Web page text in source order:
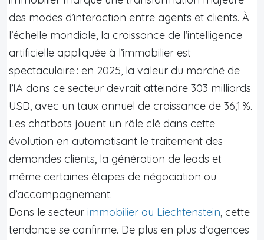
des modes d’interaction entre agents et clients. À
l’échelle mondiale, la croissance de l’intelligence
artificielle appliquée à l’immobilier est
spectaculaire : en 2025, la valeur du marché de
l’IA dans ce secteur devrait atteindre 303 milliards
USD, avec un taux annuel de croissance de 36,1 %.
Les chatbots jouent un rôle clé dans cette
évolution en automatisant le traitement des
demandes clients, la génération de leads et
même certaines étapes de négociation ou
d’accompagnement.
Dans le secteur immobilier au Liechtenstein, cette
tendance se confirme. De plus en plus d’agences